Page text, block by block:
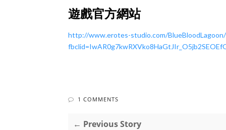
遊戲官方網站
http://www.erotes-studio.com/
1 COMMENTS
← Previous Story